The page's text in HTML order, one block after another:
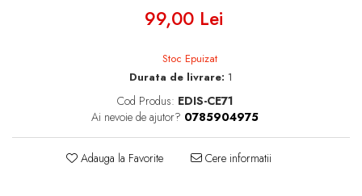
99,00 Lei
Stoc Epuizat
Durata de livrare: 1
Cod Produs: EDIS-CE71
Ai nevoie de ajutor? 0785904975
Adauga la Favorite Cere informatii